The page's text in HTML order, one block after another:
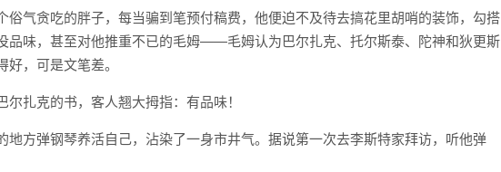
俗气贪吃的胖子，每当骗到笔预付稿费，他便迫不及待去搞花里胡哨的装饰，勾搭
品味，甚至对他推重不已的毛姆——毛姆认为巴尔扎克、托尔斯泰、陀神和狄更斯
，可是文笔差。
扎克的书，客人翘大拇指：有品味！
地方弹钢琴养活自己，沾染了一身市井气。据说第一次去李斯特家拜访，听他弹